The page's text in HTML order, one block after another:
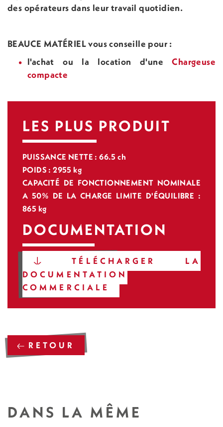
des opérateurs dans leur travail quotidien.
BEAUCE MATÉRIEL vous conseille pour :
l'achat ou la location d'uneChargeuse
compacte
LES PLUS PRODUIT
PUISSANCE NETTE : 66.5 ch
POIDS : 2955 kg
CAPACITÉ DE FONCTIONNEMENT NOMINALE
A 50% DE LA CHARGE LIMITE D'ÉQUILIBRE :
865 kg
DOCUMENTATION
TÉLÉCHARGER LA
DOCUMENTATION
COMMERCIALE
RETOUR
DANS LA MÊME